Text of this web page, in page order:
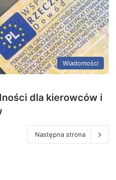
Wiadomości
dla kierowców i
Następna strona